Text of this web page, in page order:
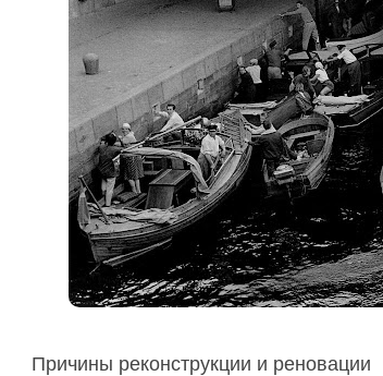
Причины реконструкции и реновации